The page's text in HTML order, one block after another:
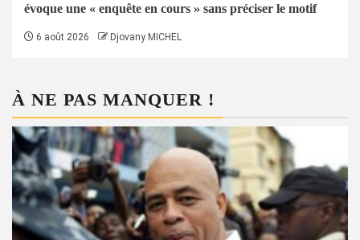
évoque une « enquête en cours » sans préciser le motif
6 août 2026 Djovany MICHEL
À NE PAS MANQUER !